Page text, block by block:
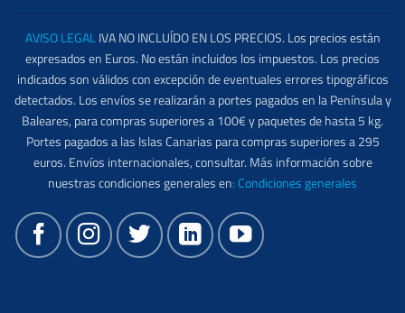
AVISO LEGALIVA NO INCLUÍDO EN LOS PRECIOS. Los precios están
expresados en Euros. No están incluidos los impuestos. Los precios
indicados son válidos con excepción de eventuales errores tipográficos
detectados. Los envíos se realizarán a portes pagados en la Península y
Baleares, para compras superiores a 100€ y paquetes de hasta 5 kg.
Portes pagados a las Islas Canarias para compras superiores a 295
euros. Envíos internacionales, consultar. Más información sobre
nuestras condiciones generales en: Condiciones generales